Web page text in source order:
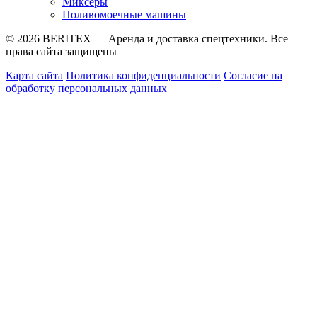
Поливомоечные машины
© 2026 BERITEX — Аренда и доставка спецтехники. Все
права сайта защищены
Карта сайта Политика конфиденциальности Согласие на
обработку персональных данных